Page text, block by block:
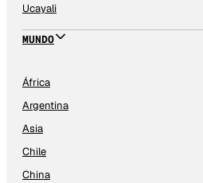
Ucayali
MUNDO
África
Argentina
Asia
Chile
China